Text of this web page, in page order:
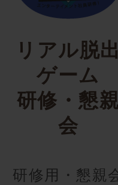
リアル脱
ゲーム
研修・懇
会
研修用・懇親